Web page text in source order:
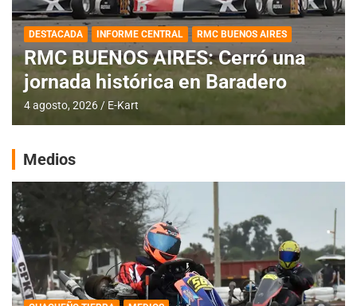
DESTACADA INFORME CENTRAL RMC BUENOS AIRES
RMC BUENOS AIRES: Cerró una
jornada histórica en Baradero
4 agosto, 2026 E-Kart
Medios